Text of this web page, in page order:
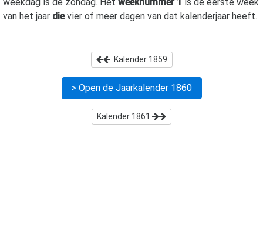
van het jaar dievier of meer dagen van dat kalenderjaar heeft.
Kalender 1859
> Open de Jaarkalender 1860
Kalender 1861